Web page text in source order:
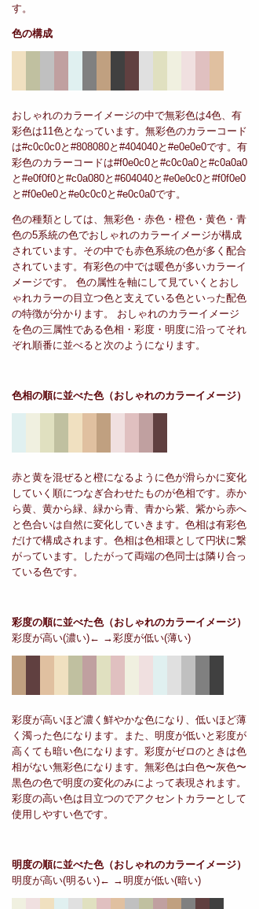
す。
色の構成
おしゃれのカラーイメージの中で無彩色は4色、有
彩色は11色となっています。無彩色のカラーコード
は#c0c0c0と#808080と#404040と#e0e0e0です。有
彩色のカラーコードは#f0e0c0と#c0c0a0と#c0a0a0
と#e0f0f0と#c0a080と#604040と#e0e0c0と#f0f0e0
と#f0e0e0と#e0c0c0と#e0c0a0です。
色の種類としては、無彩色・赤色・橙色・黄色・青
色の5系統の色でおしゃれのカラーイメージが構成
されています。その中でも赤色系統の色が多く配合
されています。有彩色の中では暖色が多いカラーイ
メージです。 色の属性を軸にして見ていくとおし
ゃれカラーの目立つ色と支えている色といった配色
の特徴が分かります。 おしゃれのカラーイメージ
を色の三属性である色相・彩度・明度に沿ってそれ
ぞれ順番に並べると次のようになります。
色相の順に並べた色（おしゃれのカラーイメージ）
赤と黄を混ぜると橙になるように色が滑らかに変化
していく順につなぎ合わせたものが色相です。赤か
ら黄、黄から緑、緑から青、青から紫、紫から赤へ
と色合いは自然に変化していきます。色相は有彩色
だけで構成されます。色相は色相環として円状に繋
がっています。したがって両端の色同士は隣り合っ
ている色です。
彩度の順に並べた色（おしゃれのカラーイメージ）
彩度が高い(濃い)← →彩度が低い(薄い)
彩度が高いほど濃く鮮やかな色になり、低いほど薄
く濁った色になります。また、明度が低いと彩度が
高くても暗い色になります。彩度がゼロのときは色
相がない無彩色になります。無彩色は白色〜灰色〜
黒色の色で明度の変化のみによって表現されます。
彩度の高い色は目立つのでアクセントカラーとして
使用しやすい色です。
明度の順に並べた色（おしゃれのカラーイメージ）
明度が高い(明るい)← →明度が低い(暗い)